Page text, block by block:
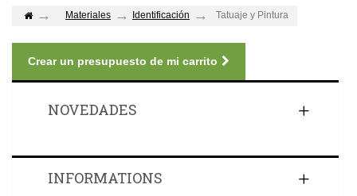
Materiales Identificación Tatuaje y Pintura
Crear un presupuesto de mi carrito
NOVEDADES
INFORMATIONS